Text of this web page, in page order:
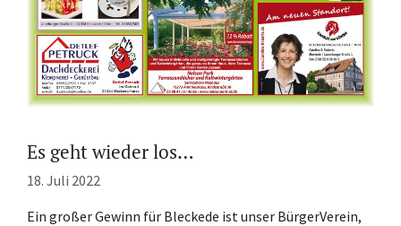
Es geht wieder los…
18. Juli 2022
Ein großer Gewinn für Bleckede ist unser BürgerVerein,